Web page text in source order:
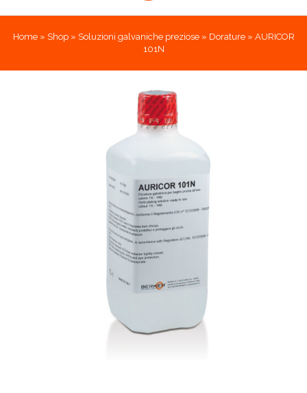
Home» Shop» Soluzioni galvaniche preziose» Dorature» AURICOR
101N